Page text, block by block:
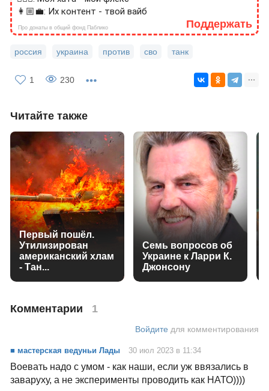
👩🏼‍💼: Их контент - твой вайб
Поддержать
Про донаты в общий фонд Паблико
россия украина против сво танк
1 230
Читайте также
Первый пошёл.
Утилизирован
американский хлам
- Тан...
Семь вопросов об
Украине к Ларри К.
Джонсону
Комментарии 1
Войдите для комментирования
■ мастерская ведуньи Лады 30 июл 2023 в 11:34
Воевать надо с умом - как наши, если уж ввязались в
заваруху, а не эксперименты проводить как НАТО))))